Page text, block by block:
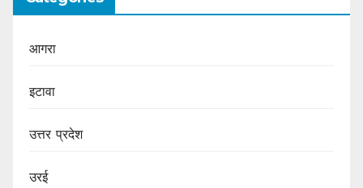
आगरा
इटावा
उत्तर प्रदेश
उरई